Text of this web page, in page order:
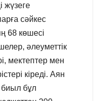
жүзеге
сәйкес
68 көшесі
әлеуметтік
мектептер мен
кіреді. Аян
биыл бұл